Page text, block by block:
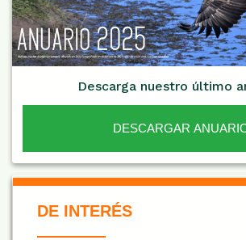
Descarga nuestro último
DESCARGAR
De Interés NARANJA
DE INTERÉS